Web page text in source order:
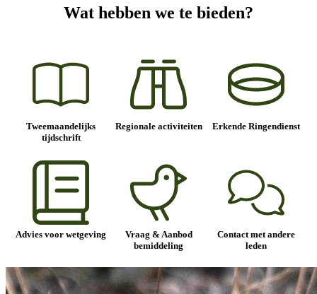
Wat hebben we te bieden?
Tweemaandelijks
tijdschrift
Regionale activiteiten Erkende Ringendienst
Advies voor wetgeving
Vraag & Aanbod
bemiddeling
Contact met andere
leden